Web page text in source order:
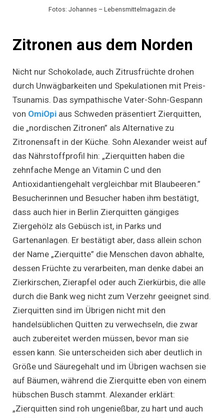
Fotos: Johannes – Lebensmittelmagazin.de
Zitronen aus dem Norden
Nicht nur Schokolade, auch Zitrusfrüchte drohen
durch Unwägbarkeiten und Spekulationen mit Preis-
Tsunamis. Das sympathische Vater-Sohn-Gespann
von OmiOpi aus Schweden präsentiert Zierquitten,
die „nordischen Zitronen” als Alternative zu
Zitronensaft in der Küche. Sohn Alexander weist auf
das Nährstoffprofil hin: „Zierquitten haben die
zehnfache Menge an Vitamin C und den
Antioxidantiengehalt vergleichbar mit Blaubeeren.”
Besucherinnen und Besucher haben ihm bestätigt,
dass auch hier in Berlin Zierquitten gängiges
Ziergehölz als Gebüsch ist, in Parks und
Gartenanlagen. Er bestätigt aber, dass allein schon
der Name „Zierquitte” die Menschen davon abhalte,
dessen Früchte zu verarbeiten, man denke dabei an
Zierkirschen, Zierapfel oder auch Zierkürbis, die alle
durch die Bank weg nicht zum Verzehr geeignet sind.
Zierquitten sind im Übrigen nicht mit den
handelsüblichen Quitten zu verwechseln, die zwar
auch zubereitet werden müssen, bevor man sie
essen kann. Sie unterscheiden sich aber deutlich in
Größe und Säuregehalt und im Übrigen wachsen sie
auf Bäumen, während die Zierquitte eben von einem
hübschen Busch stammt. Alexander erklärt:
„Zierquitten sind roh ungenießbar, zu hart und auch